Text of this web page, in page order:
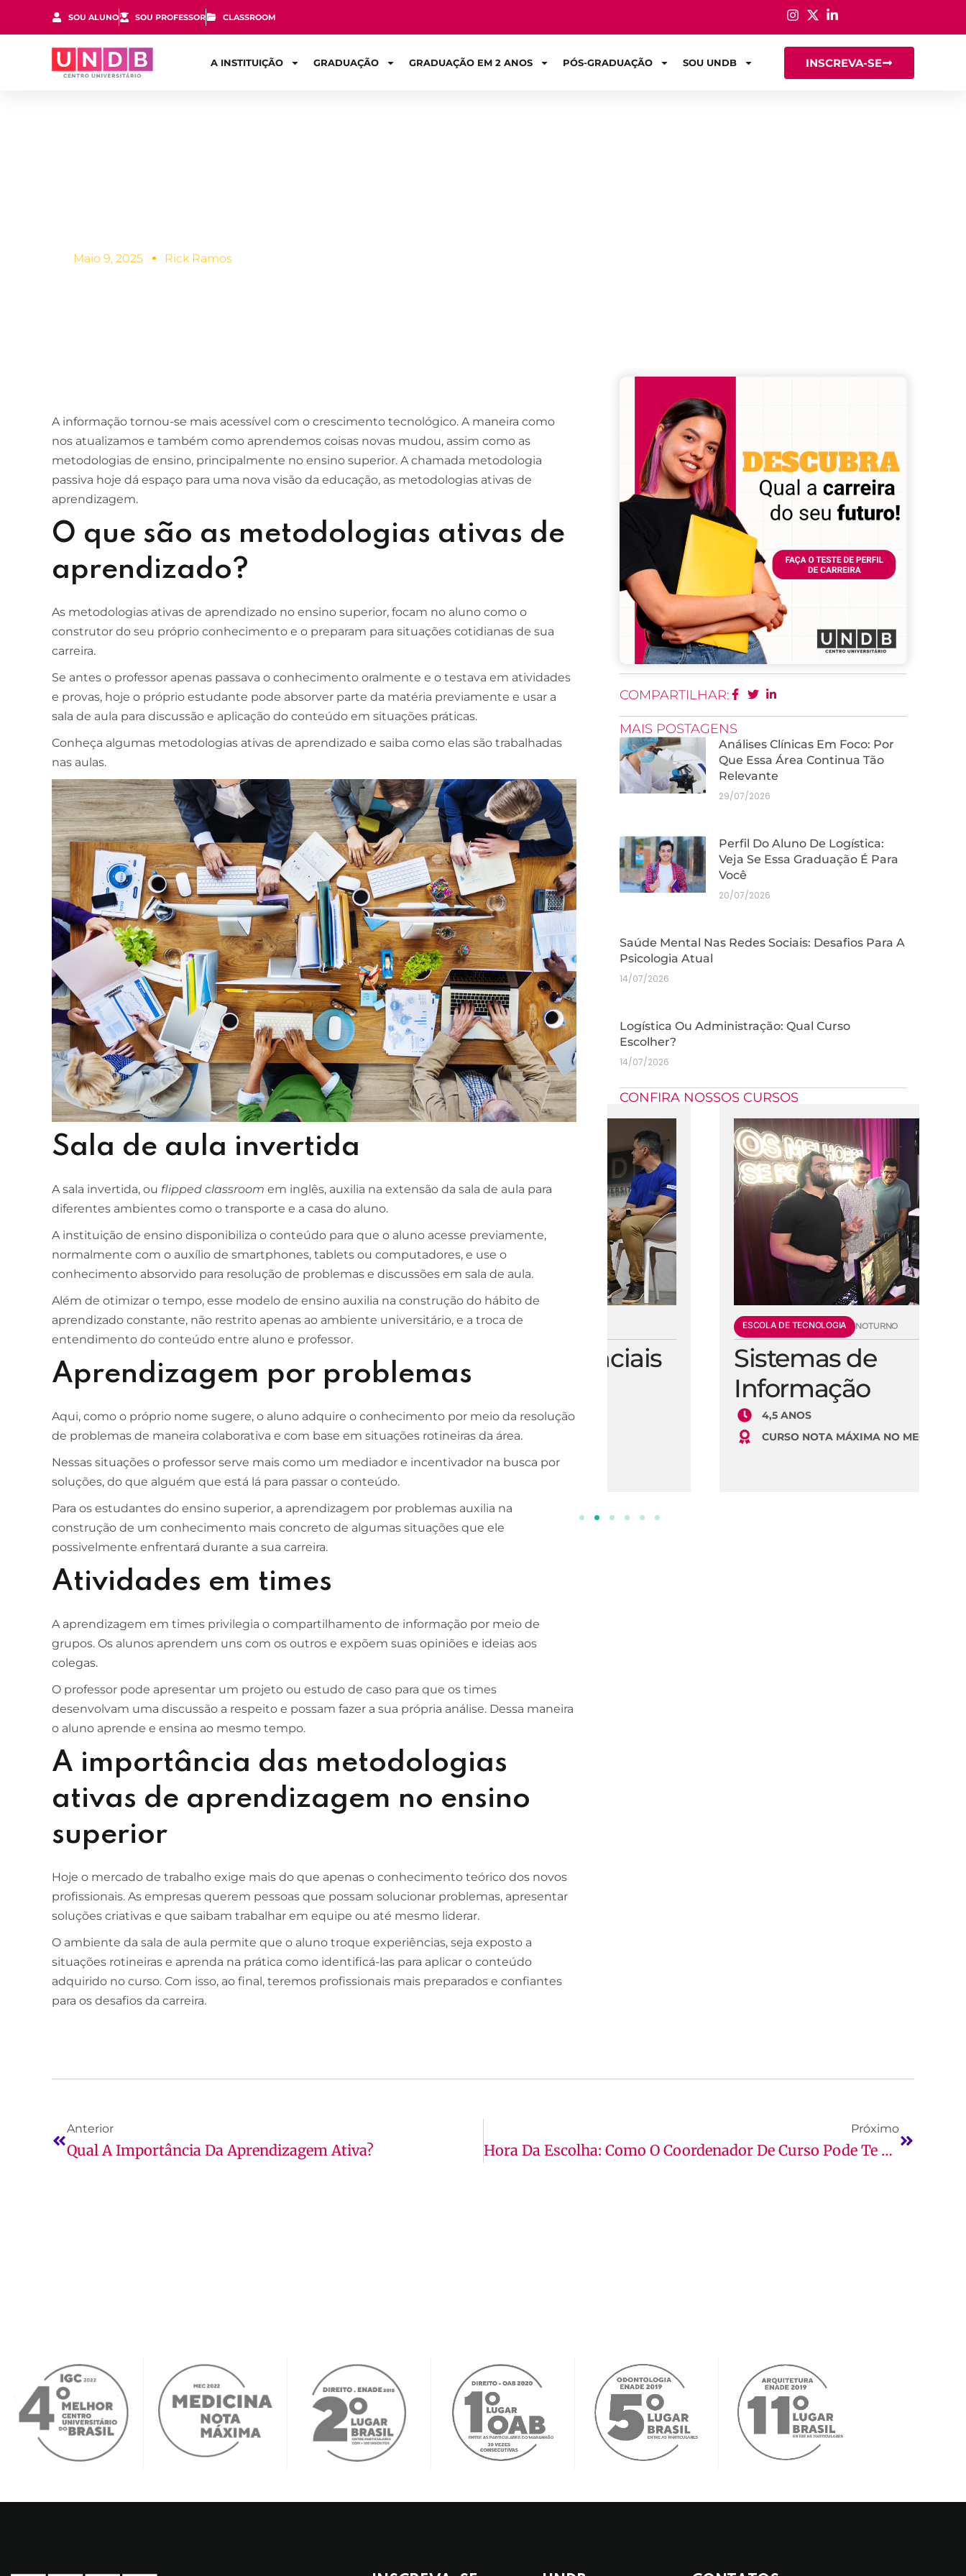
SOU ALUNO SOU PROFESSOR CLASSROOM
A INSTITUIÇÃO GRADUAÇÃO GRADUAÇÃO EM 2 ANOS PÓS-GRADUAÇÃO SOU UNDB INSCREVA-SE
Maio 9, 2025 Rick Ramos
A informação tornou-se mais acessível com o crescimento tecnológico. A maneira como
nos atualizamos e também como aprendemos coisas novas mudou, assim como as
metodologias de ensino, principalmente no ensino superior. A chamada metodologia
passiva hoje dá espaço para uma nova visão da educação, as metodologias ativas de
aprendizagem.
O que são as metodologias ativas de
aprendizado?
As metodologias ativas de aprendizado no ensino superior, focam no aluno como o
construtor do seu próprio conhecimento e o preparam para situações cotidianas de sua
carreira.
Se antes o professor apenas passava o conhecimento oralmente e o testava em atividades
e provas, hoje o próprio estudante pode absorver parte da matéria previamente e usar a
sala de aula para discussão e aplicação do conteúdo em situações práticas.
Conheça algumas metodologias ativas de aprendizado e saiba como elas são trabalhadas
nas aulas.
Sala de aula invertida
A sala invertida, ou flipped classroom em inglês, auxilia na extensão da sala de aula para
diferentes ambientes como o transporte e a casa do aluno.
A instituição de ensino disponibiliza o conteúdo para que o aluno acesse previamente,
normalmente com o auxílio de smartphones, tablets ou computadores, e use o
conhecimento absorvido para resolução de problemas e discussões em sala de aula.
Além de otimizar o tempo, esse modelo de ensino auxilia na construção do hábito de
aprendizado constante, não restrito apenas ao ambiente universitário, e a troca de
entendimento do conteúdo entre aluno e professor.
Aprendizagem por problemas
Aqui, como o próprio nome sugere, o aluno adquire o conhecimento por meio da resolução
de problemas de maneira colaborativa e com base em situações rotineiras da área.
Nessas situações o professor serve mais como um mediador e incentivador na busca por
soluções, do que alguém que está lá para passar o conteúdo.
Para os estudantes do ensino superior, a aprendizagem por problemas auxilia na
construção de um conhecimento mais concreto de algumas situações que ele
possivelmente enfrentará durante a sua carreira.
Atividades em times
A aprendizagem em times privilegia o compartilhamento de informação por meio de
grupos. Os alunos aprendem uns com os outros e expõem suas opiniões e ideias aos
colegas.
O professor pode apresentar um projeto ou estudo de caso para que os times
desenvolvam uma discussão a respeito e possam fazer a sua própria análise. Dessa maneira
o aluno aprende e ensina ao mesmo tempo.
A importância das metodologias
ativas de aprendizagem no ensino
superior
Hoje o mercado de trabalho exige mais do que apenas o conhecimento teórico dos novos
profissionais. As empresas querem pessoas que possam solucionar problemas, apresentar
soluções criativas e que saibam trabalhar em equipe ou até mesmo liderar.
O ambiente da sala de aula permite que o aluno troque experiências, seja exposto a
situações rotineiras e aprenda na prática como identificá-las para aplicar o conteúdo
adquirido no curso. Com isso, ao final, teremos profissionais mais preparados e confiantes
para os desafios da carreira.
COMPARTILHAR:
MAIS POSTAGENS
Análises Clínicas Em Foco: Por
Que Essa Área Continua Tão
Relevante
29/07/2026
Perfil Do Aluno De Logística:
Veja Se Essa Graduação É Para
Você
20/07/2026
Saúde Mental Nas Redes Sociais: Desafios Para A
Psicologia Atual
14/07/2026
Logística Ou Administração: Qual Curso
Escolher?
14/07/2026
CONFIRA NOSSOS CURSOS
ESCOLA DE NEGÓCIOS NOTURNO
Contábeis
4 ANOS
ENADE/MEC
ESCOLA DE NEGÓCIOS NOTURNO
Processos Gerenciais
2 ANOS
ESCOLA DE TECNOLOGIA NOTURNO
Sistemas de
Informação
CURSO NOTA MÁXIMA NO MEC
Anterior
Qual A Importância Da Aprendizagem Ativa?
Próximo
Hora Da Escolha: Como O Coordenador De Curso Pode Te Ajudar